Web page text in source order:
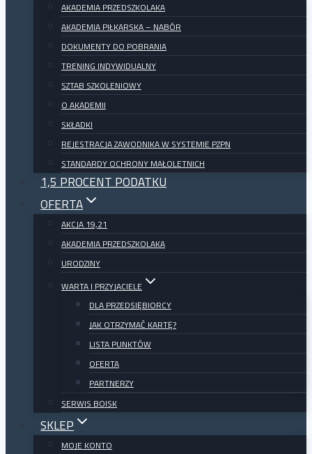
AKADEMIA PRZEDSZKOLAKA
AKADEMIA PIŁKARSKA – NABÓR
DOKUMENTY DO POBRANIA
TRENING INDYWIDUALNY
SZTAB SZKOLENIOWY
O AKADEMII
SKŁADKI
REJESTRACJA ZAWODNIKA W SYSTEMIE PZPN
STANDARDY OCHRONY MAŁOLETNICH
1,5 PROCENT PODATKU
OFERTA
AKCJA 19,21
AKADEMIA PRZEDSZKOLAKA
URODZINY
WARTA I PRZYJACIELE
DLA PRZEDSIĘBIORCY
JAK OTRZYMAĆ KARTĘ?
LISTA PUNKTÓW
OFERTA
PARTNERZY
SERWIS BOISK
SKLEP
MOJE KONTO